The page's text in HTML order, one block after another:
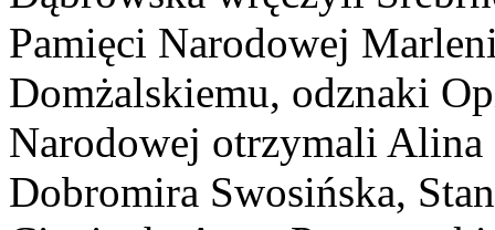
Pamięci Narodowej
Domżalskiemu, odznaki
Narodowej otrzymali
Dobromira Swosińska,